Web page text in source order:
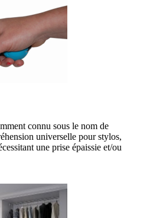
connu sous le nom de
universelle pour stylos,
une prise épaissie et/ou